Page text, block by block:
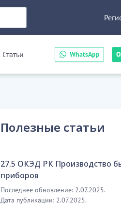
WhatsApp
Статьи
Полезные статьи
27.5 ОКЭД РК Производство
приборов
Последнее обновление: 2.07.2025.
Дата публикации: 2.07.2025.